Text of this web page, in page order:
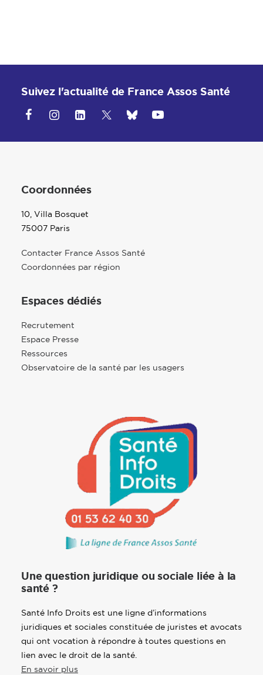
Suivez l'actualité de France Assos Santé
Coordonnées
10, Villa Bosquet
75007 Paris
Contacter France Assos Santé
Coordonnées par région
Espaces dédiés
Recrutement
Espace Presse
Ressources
Observatoire de la santé par les usagers
Une question juridique ou sociale liée à la
santé ?
Santé Info Droits est une ligne d’informations
juridiques et sociales constituée de juristes et avocats
qui ont vocation à répondre à toutes questions en
lien avec le droit de la santé.
En savoir plus